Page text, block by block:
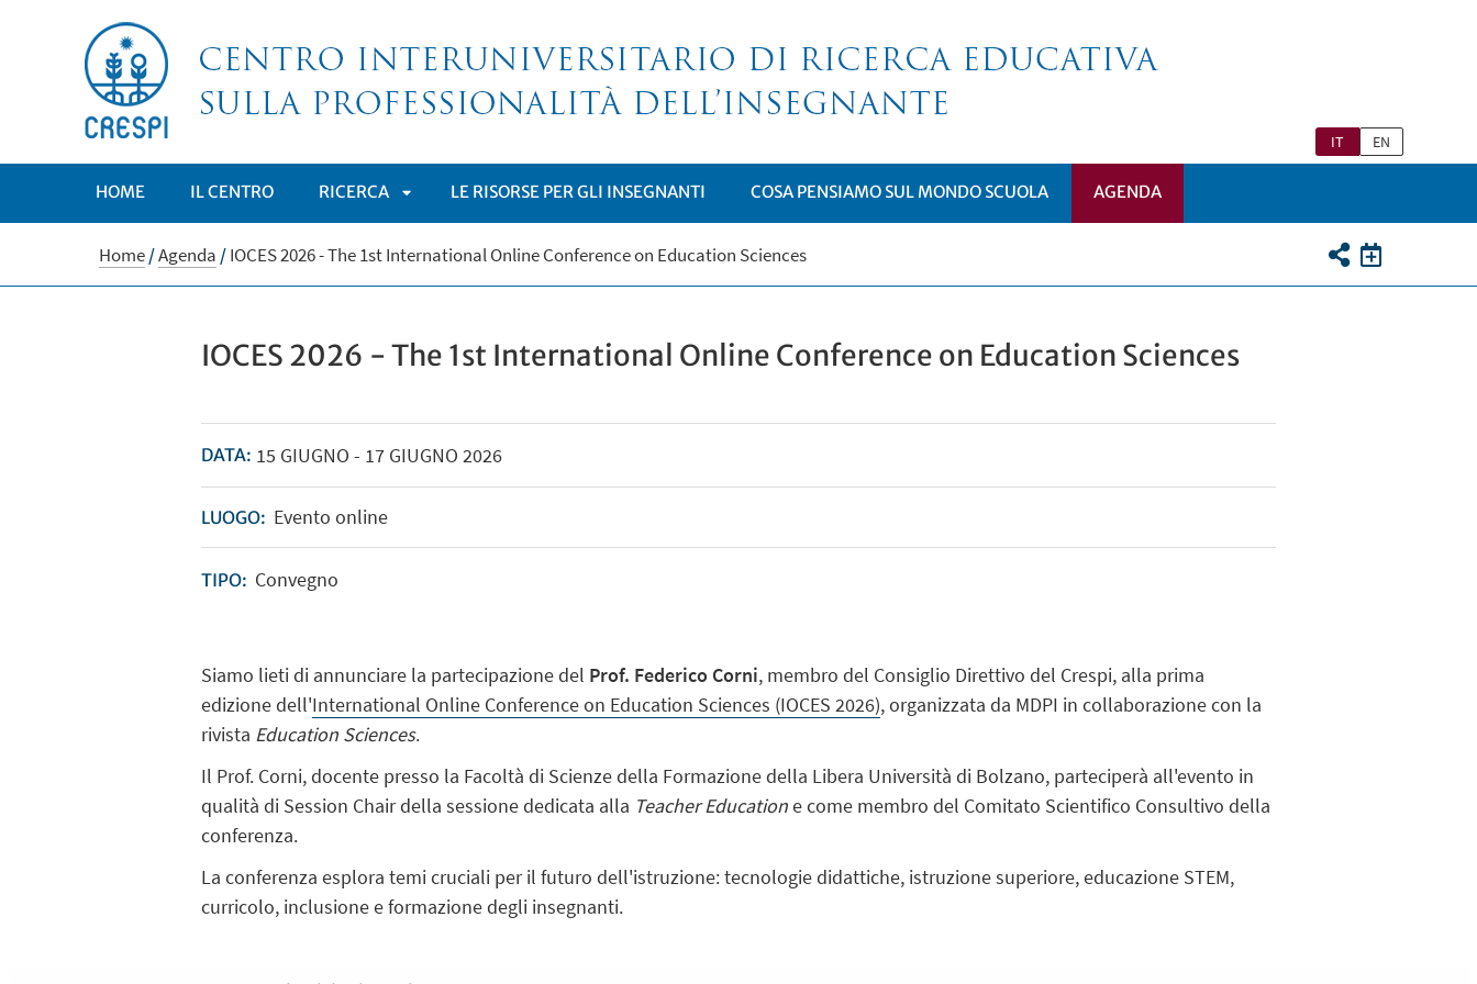
IT EN
HOME IL CENTRO RICERCA
APRI
LE RISORSE PER GLI INSEGNANTI COSA PENSIAMO SUL MONDO SCUOLA AGENDA
Home/Agenda /IOCES 2026 - The 1st International Online Conference on Education Sciences
IOCES 2026 - The 1st International Online Conference on Education Sciences
DATA: 15 GIUGNO - 17 GIUGNO2026
LUOGO: Evento online
TIPO: Convegno
Siamo lieti di annunciare la partecipazione del Prof. Federico Corni, membro del Consiglio Direttivo del Crespi, alla prima
edizione dell'International Online Conference on Education Sciences (IOCES 2026), organizzata da MDPI in collaborazione con la
rivista Education Sciences.
Il Prof. Corni, docente presso la Facoltà di Scienze della Formazione della Libera Università di Bolzano, parteciperà all'evento in
qualità di Session Chair della sessione dedicata alla Teacher Educatione come membro del Comitato Scientifico Consultivo della
conferenza.
La conferenza esplora temi cruciali per il futuro dell'istruzione: tecnologie didattiche, istruzione superiore, educazione STEM,
curricolo, inclusione e formazione degli insegnanti.